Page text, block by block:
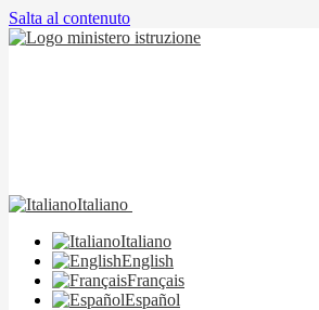
Salta al contenuto
Italiano
Italiano
English
Français
Español